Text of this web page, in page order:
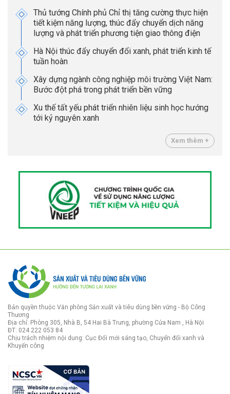
Thủ tướng Chính phủ Chỉ thị tăng cường thực hiện
tiết kiệm năng lượng, thúc đẩy chuyển dịch năng
lượng và phát triển phương tiện giao thông điện
Hà Nội thúc đẩy chuyển đổi xanh, phát triển kinh tế
tuần hoàn
Xây dựng ngành công nghiệp môi trường Việt Nam:
Bước đột phá trong phát triển bền vững
Xu thế tất yếu phát triển nhiên liệu sinh học hướng
tới kỷ nguyên xanh
Xem thêm +
Bản quyền thuộc Văn phòng Sản xuất và tiêu dùng bền vững - Bộ Công
Thương
Địa chỉ: Phòng 305, Nhà B, 54 Hai Bà Trưng, phường Cửa Nam , Hà Nội
ĐT: 024 222 053 84
Chịu trách nhiệm nội dung: Cục Đổi mới sáng tạo, Chuyển đổi xanh và
Khuyến công